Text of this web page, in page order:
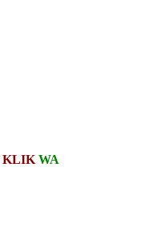
KLIK WA